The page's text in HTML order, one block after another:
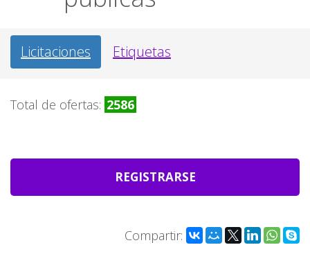
Licitaciones Etiquetas
Total de ofertas: 2586
REGISTRARSE
Compartir: